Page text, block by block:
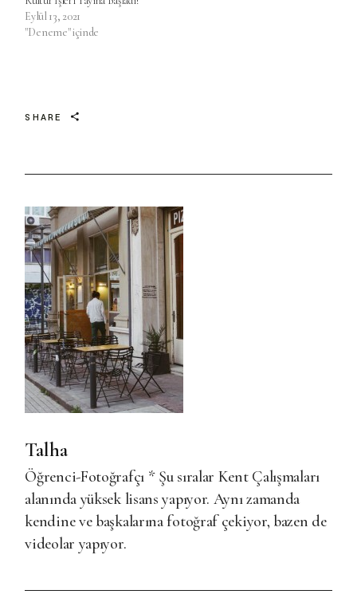
Eylül 13, 2021
"Deneme" içinde
SHARE
Talha
Öğrenci-Fotoğrafçı * Şu sıralar Kent Çalışmaları
alanında yüksek lisans yapıyor. Aynı zamanda
kendine ve başkalarına fotoğraf çekiyor, bazen de
videolar yapıyor.